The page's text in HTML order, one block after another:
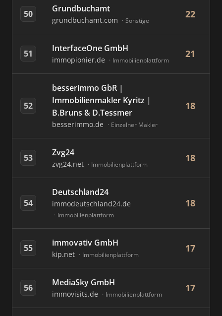
50 Grundbuchamt
grundbuchamt.com Sonstige
22
51 InterfaceOne GmbH
immopionier.de Immobilienplattform
21
52
besserimmo GbR |
Immobilienmakler Kyritz |
B.Bruns & D.Tessmer
besserimmo.de Einzelner Makler
18
53 Zvg24
zvg24.net Immobilienplattform
18
54
Deutschland24
immodeutschland24.de
Immobilienplattform
18
55 immovativ GmbH
kip.net Immobilienplattform
17
56 MediaSky GmbH
immovisits.de Immobilienplattform
17